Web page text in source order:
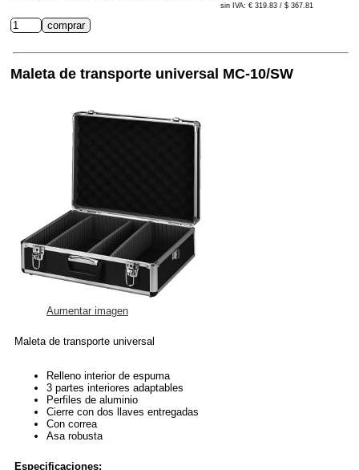
sin IVA: € 319.83 / $ 367.81
Maleta de transporte universal MC-10/SW
Aumentar imagen
Maleta de transporte universal
Relleno interior de espuma
3 partes interiores adaptables
Perfiles de aluminio
Cierre con dos llaves entregadas
Con correa
Asa robusta
Especificaciones: